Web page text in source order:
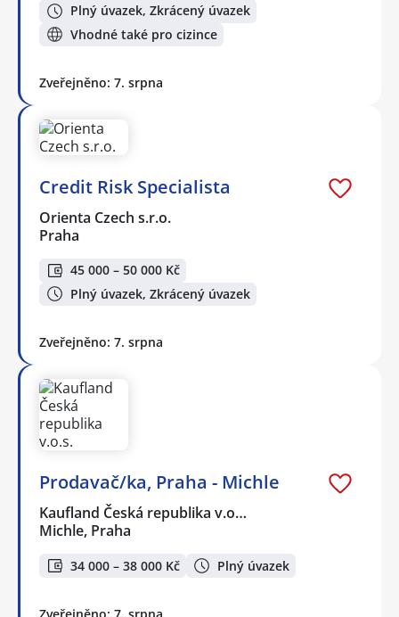
Plný úvazek, Zkrácený úvazek
Vhodné také pro cizince
Zveřejněno: 7. srpna
Credit Risk Specialista
Orienta Czech s.r.o.
Praha
45 000 – 50 000 Kč
Plný úvazek, Zkrácený úvazek
Zveřejněno: 7. srpna
Prodavač/ka, Praha - Michle
Kaufland Česká republika v.o…
Michle, Praha
34 000 – 38 000 Kč Plný úvazek